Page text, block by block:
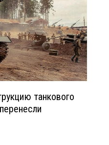
танкового